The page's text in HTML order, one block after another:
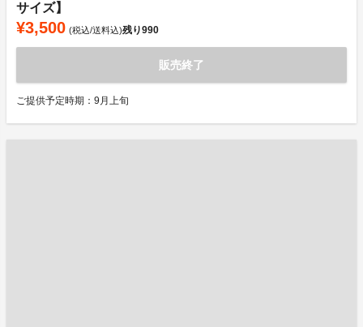
サイズ】
¥3,500 (税込/送料込)残り990
販売終了
ご提供予定時期：9月上旬